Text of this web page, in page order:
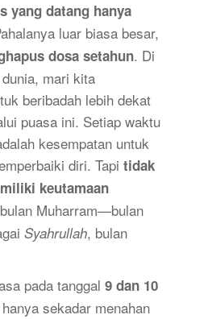
yang datang hanya
luar biasa besar,
dosa setahun. Di
mari kita
beribadah lebih dekat
puasa ini. Setiap waktu
kesempatan untuk
diri. Tapi tidak
keutamaan
Muharram—bulan
Syahrullah, bulan
pada tanggal 9 dan 10
sekadar menahan